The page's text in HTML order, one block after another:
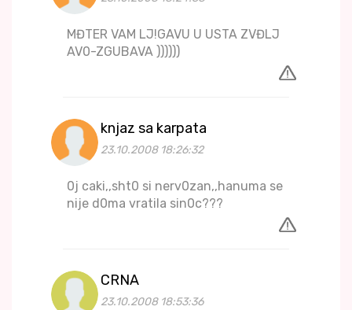
MĐTER VAM LJ!GAVU U USTA ZVĐLJ
AV0-ZGUBAVA ))))))
knjaz sa karpata
23.10.2008 18:26:32
0j caki,,sht0 si nerv0zan,,hanuma se
nije d0ma vratila sin0c???
CRNA
23.10.2008 18:53:36